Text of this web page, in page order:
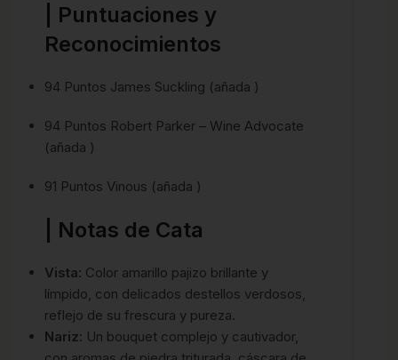
| Puntuaciones y
Reconocimientos
94 Puntos James Suckling (añada )
94 Puntos Robert Parker – Wine Advocate
(añada )
91 Puntos Vinous (añada )
| Notas de Cata
Vista: Color amarillo pajizo brillante y
límpido, con delicados destellos verdosos,
reflejo de su frescura y pureza.
Nariz: Un bouquet complejo y cautivador,